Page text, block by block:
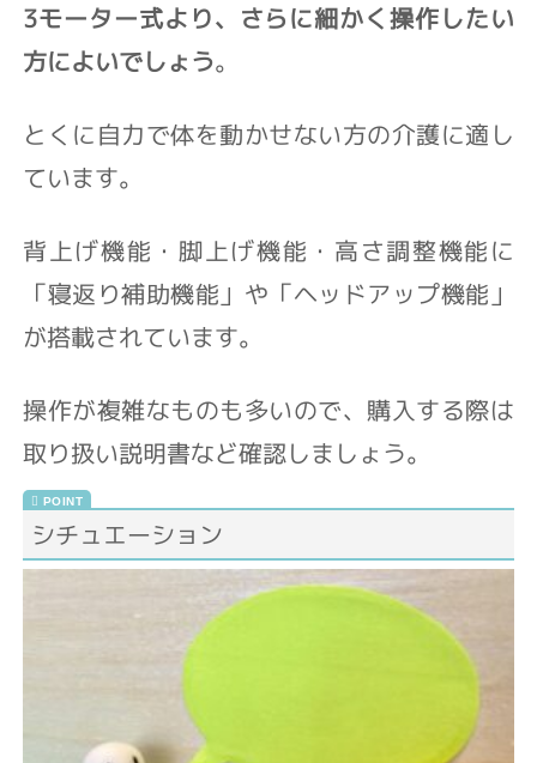
3モーター式より、さらに細かく操作したい
方によいでしょう。
とくに自力で体を動かせない方の介護に適し
ています。
背上げ機能・脚上げ機能・高さ調整機能に
「寝返り補助機能」や「ヘッドアップ機能」
が搭載されています。
操作が複雑なものも多いので、購入する際は
取り扱い説明書など確認しましょう。
シチュエーション